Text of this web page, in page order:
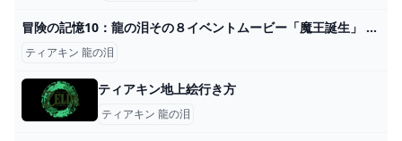
冒険の記憶10：龍の泪その８イベントムービー「魔王誕生」 #ティアキン #イベント #ゼルダの伝説 #ゼルダの伝説ティアーズオブザキングダム #イベントムービー #龍の泪 - YouTube
ティアキン 龍の泪
ティアキン地上絵行き方
ティアキン 龍の泪